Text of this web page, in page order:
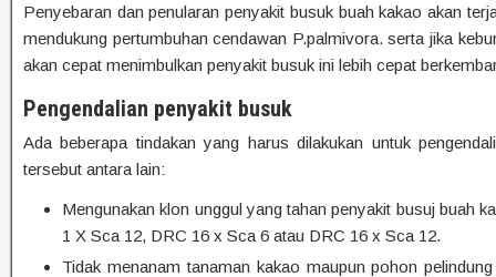
Penyebaran dan penularan penyakit busuk buah kakao akan
mendukung pertumbuhan cendawan P.palmivora. serta jika
akan cepat menimbulkan penyakit busuk ini lebih cepat
Pengendalian penyakit busuk
Ada beberapa tindakan yang harus dilakukan untuk
tersebut antara lain:
Mengunakan klon unggul yang tahan penyakit busuj buah
1 X Sca 12, DRC 16 x Sca 6 atau DRC 16 x Sca 12.
Tidak menanam tanaman kakao maupun pohon